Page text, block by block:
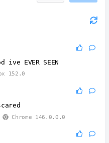
EVER SEEN
152.0
Chrome 146.0.0.0